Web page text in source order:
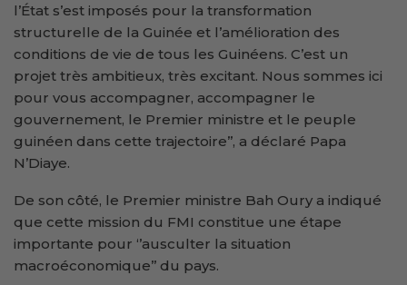
l’État s’est imposés pour la transformation
structurelle de la Guinée et l’amélioration des
conditions de vie de tous les Guinéens. C’est un
projet très ambitieux, très excitant. Nous sommes ici
pour vous accompagner, accompagner le
gouvernement, le Premier ministre et le peuple
guinéen dans cette trajectoire’’, a déclaré Papa
N’Diaye.
De son côté, le Premier ministre Bah Oury a indiqué
que cette mission du FMI constitue une étape
importante pour ‘’ausculter la situation
macroéconomique’’ du pays.